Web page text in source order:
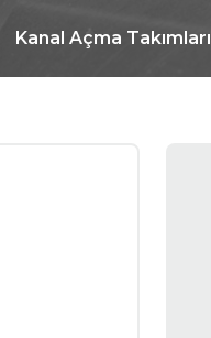
Kanal Açma Takımları